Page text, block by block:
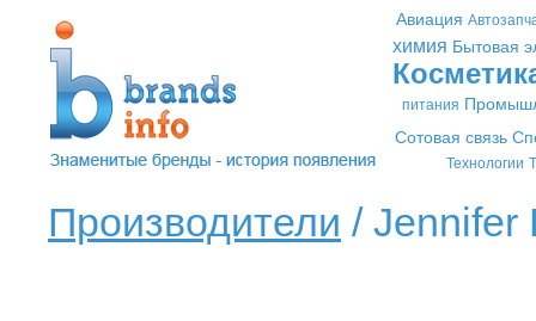
Авиация
химия Бытовая
питания
Сотовая связь
Технологии
Производители / Jennifer